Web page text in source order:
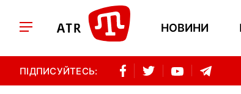
НОВИНИ
ПІДПИСУЙТЕСЬ: